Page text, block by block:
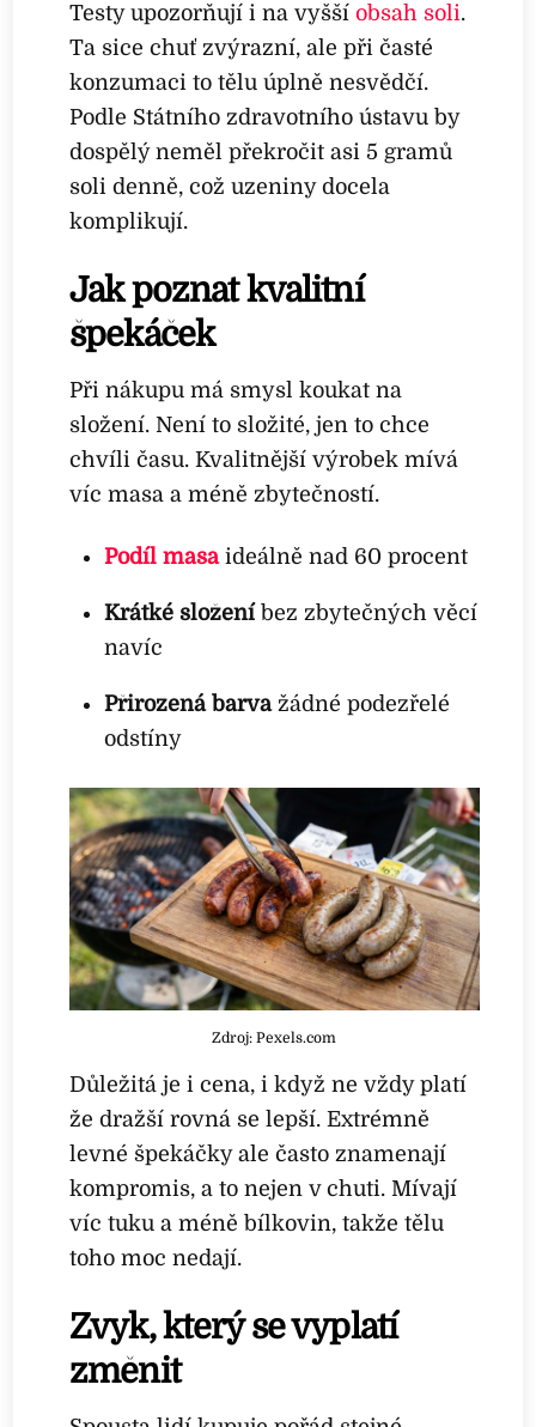
Testy upozorňují i na vyššíobsah soli.
Ta sice chuť zvýrazní, ale při časté
konzumaci to tělu úplně nesvědčí.
Podle Státního zdravotního ústavu by
dospělý neměl překročit asi 5 gramů
soli denně, což uzeniny docela
komplikují.
Jak poznat kvalitní
špekáček
Při nákupu má smysl koukat na
složení. Není to složité, jen to chce
chvíli času. Kvalitnější výrobek mívá
víc masa a méně zbytečností.
Podíl masaideálně nad 60 procent
Krátké složeníbez zbytečných věcí
navíc
Přirozená barvažádné podezřelé
odstíny
Zdroj: Pexels.com
Důležitá je i cena, i když ne vždy platí
že dražší rovná se lepší. Extrémně
levné špekáčky ale často znamenají
kompromis, a to nejen v chuti. Mívají
víc tuku a méně bílkovin, takže tělu
toho moc nedají.
Zvyk, který se vyplatí
změnit